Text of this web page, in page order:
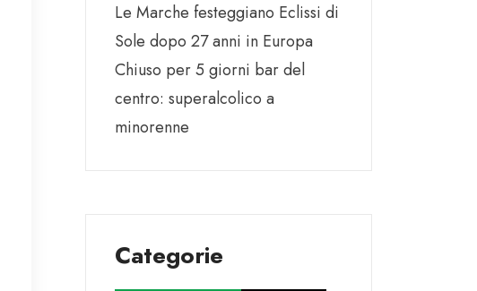
Le Marche festeggiano Eclissi di
Sole dopo 27 anni in Europa
Chiuso per 5 giorni bar del
centro: superalcolico a
minorenne
Categorie